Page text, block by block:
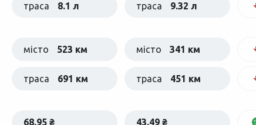
траса 8.1 л траса 9.32 л
місто 523 км місто 341 км
траса 691 км траса 451 км
68.95 ₴ 43.49 ₴